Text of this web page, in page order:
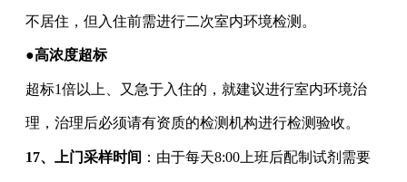
不居住，但入住前需进行二次室内环境检测。
●高浓度超标
超标1倍以上、又急于入住的，就建议进行室内环境治
理，治理后必须请有资质的检测机构进行检测验收。
17、上门采样时间 ：由于每天8:00上班后配制试剂需要